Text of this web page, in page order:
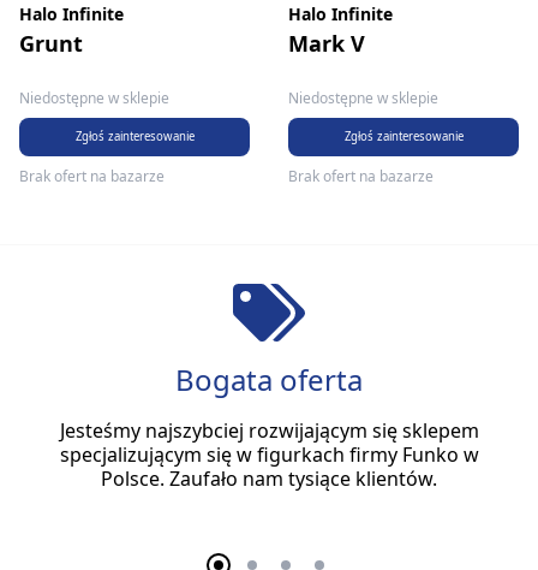
Halo Infinite
Grunt
Niedostępne w sklepie
Zgłoś zainteresowanie
Brak ofert na bazarze
Halo Infinite
Mark V
Niedostępne w sklepie
Zgłoś zainteresowanie
Brak ofert na bazarze
Bogata oferta
Jesteśmy najszybciej rozwijającym się sklepem
specjalizującym się w figurkach firmy Funko w
Polsce. Zaufało nam tysiące klientów.